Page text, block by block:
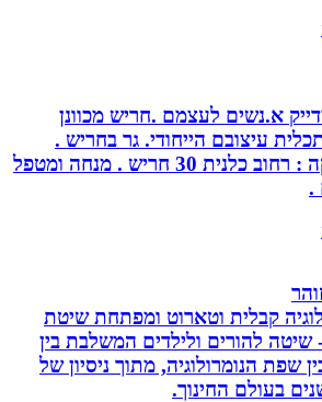
א.נשים לעצמם .חריש מכוונן
עיצובם הייחודי. גר בחריש .
כתובת הקליניקה : רחוב כלנית 30 חריש . מנחה ומטפל
קבלית וטארוט ומפתחת שיטת
להורים ולילדים המשלבת בין
הנומרולוגיה, מתוך ניסיון של